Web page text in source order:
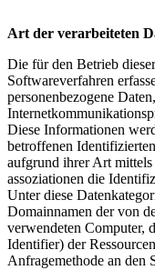
Art der verarbeiteten
Die für den Betrieb
Softwareverfahren
personenbezogene
Diese Informationen
betroffenen
aufgrund ihrer Art
assoziationen die
Unter diese
Domainnamen der von
verwendeten Computer,
Identifier) der
Anfragemethode an den